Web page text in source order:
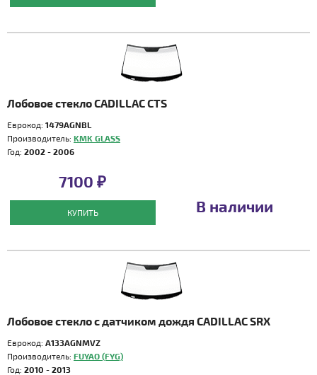
Лобовое стекло CADILLAC CTS
Еврокод: 1479AGNBL
Производитель: KMK GLASS
Год: 2002 - 2006
7100 ₽
КУПИТЬ В наличии
Лобовое стекло с датчиком дождя CADILLAC SRX
Еврокод: A133AGNMVZ
Производитель: FUYAO (FYG)
Год: 2010 - 2013